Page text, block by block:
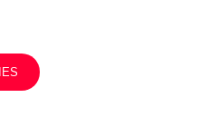
Vérifiez la